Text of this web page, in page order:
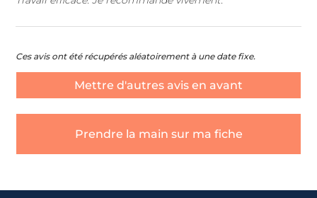
Ces avis ont été récupérés aléatoirement à une date fixe.
Mettre d'autres avis en avant
Prendre la main sur ma fiche
Quel type de débarras souhaitez-vous ?
Nom & Prénom*
E-mail*